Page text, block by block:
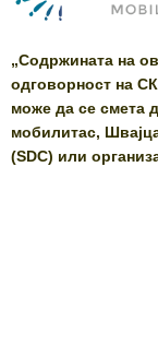
„Содржината на
одговорност на
може да се смета
мобилитас,
(SDC) или